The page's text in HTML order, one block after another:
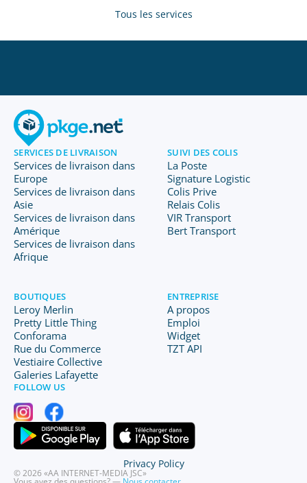
Tous les services
SERVICES DE LIVRAISON
Services de livraison dans
Europe
Services de livraison dans
Asie
Services de livraison dans
Amérique
Services de livraison dans
Afrique
SUIVI DES COLIS
La Poste
Signature Logistic
Colis Prive
Relais Colis
VIR Transport
Bert Transport
BOUTIQUES
Leroy Merlin
Pretty Little Thing
Conforama
Rue du Commerce
Vestiaire Collective
Galeries Lafayette
ENTREPRISE
A propos
Emploi
Widget
TZT API
FOLLOW US
© 2026 «AA INTERNET-MEDIA JSC»
Privacy Policy